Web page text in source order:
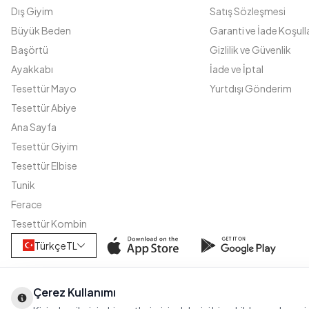
Dış Giyim
Büyük Beden
Başörtü
Ayakkabı
Tesettür Mayo
Tesettür Abiye
Ana Sayfa
Tesettür Giyim
Tesettür Elbise
Tunik
Ferace
Tesettür Kombin
Satış Sözleşmesi
Garanti ve İade
Gizlilik ve Güvenlik
İade ve İptal
Yurtdışı Gönderim
TürkçeTL
Çerez Kullanımı